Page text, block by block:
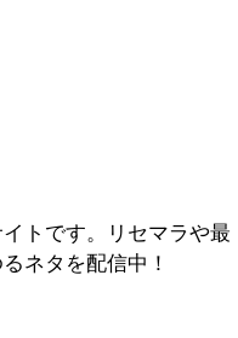
トです。リセマラや最
ネタを配信中！